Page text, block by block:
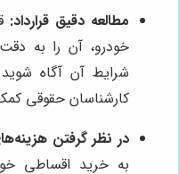
مطالعه دقیق قرارداد:
خودرو، آن را به
شرایط آن آگاه
کارشناسان حقوقی
در نظر گرفتن
به خرید اقساطی